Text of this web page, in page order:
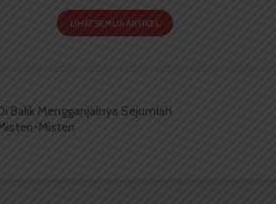
LIHAT SEMUA ARTIKEL
Balik Mengganjalnya Sejumlah
Misteri